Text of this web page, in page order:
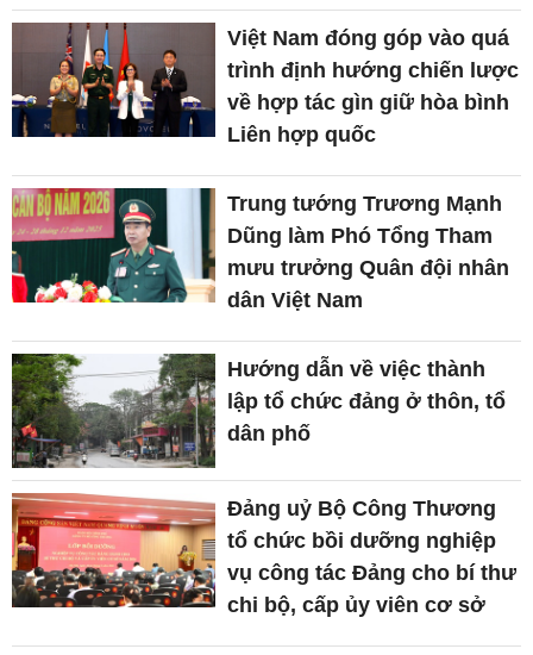
Việt Nam đóng góp vào quá
trình định hướng chiến lược
về hợp tác gìn giữ hòa bình
Liên hợp quốc
Trung tướng Trương Mạnh
Dũng làm Phó Tổng Tham
mưu trưởng Quân đội nhân
dân Việt Nam
Hướng dẫn về việc thành
lập tổ chức đảng ở thôn, tổ
dân phố
Đảng uỷ Bộ Công Thương
tổ chức bồi dưỡng nghiệp
vụ công tác Đảng cho bí thư
chi bộ, cấp ủy viên cơ sở